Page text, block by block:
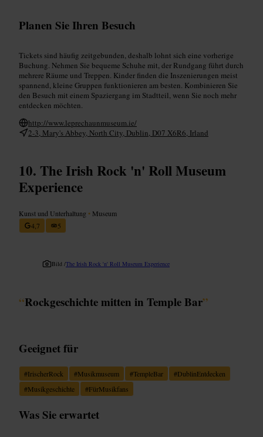
Planen Sie Ihren Besuch
Tickets sind häufig zeitgebunden, deshalb lohnt sich eine vorherige
Buchung. Nehmen Sie bequeme Schuhe mit, der Rundgang führt durch
mehrere Räume und Treppen. Kinder finden die Inszenierungen meist
spannend, kleine Gruppen funktionieren am besten. Kombinieren Sie
den Besuch mit einem Spaziergang im Stadtteil, wenn Sie noch mehr
entdecken möchten.
http://www.leprechaunmuseum.ie/
2-3, Mary's Abbey, North City, Dublin, D07 X6R6, Irland
The Irish Rock 'n' Roll Museum
Experience
Kunst und Unterhaltung • Museum
4,7
5
Bild /The Irish Rock 'n' Roll Museum Experience
“Rockgeschichte mitten in Temple Bar”
Geeignet für
#IrischerRock #Musikmuseum #TempleBar #DublinEntdecken
#Musikgeschichte #FürMusikfans
Was Sie erwartet